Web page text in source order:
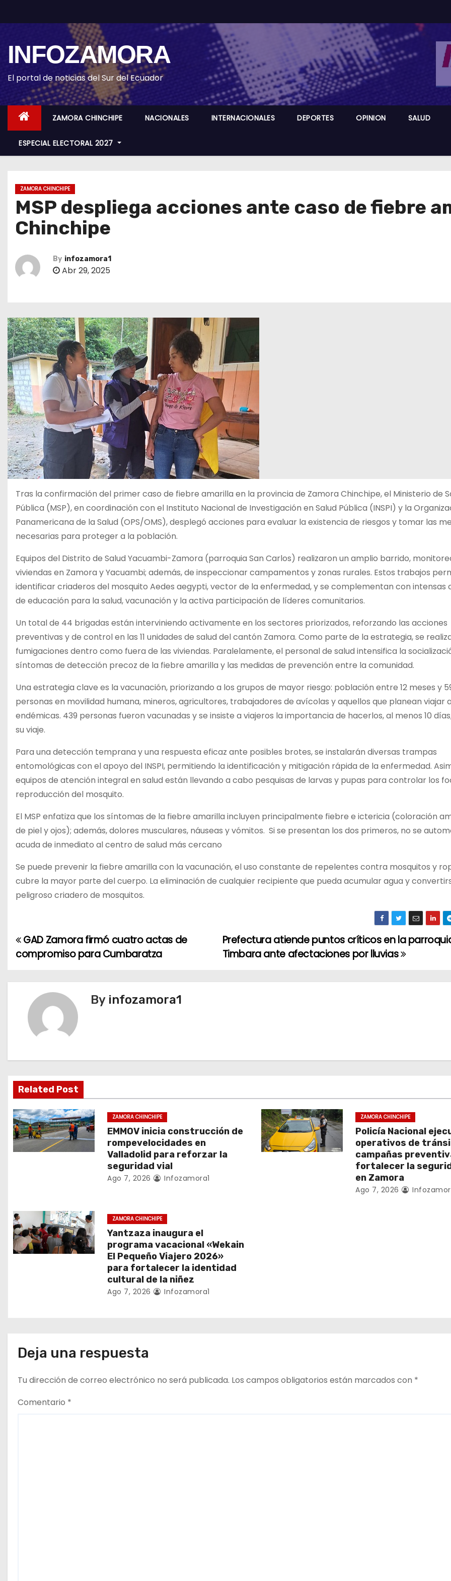
k
o
INFOZAMORA
El portal de noticias del Sur del Ecuador
ZAMORA CHINCHIPE NACIONALES INTERNACIONALES DEPORTES OPINION SALUD
ESPECIAL ELECTORAL 2027
ZAMORA CHINCHIPE
MSP despliega acciones ante caso de fiebre
Chinchipe
By infozamora1
Abr 29, 2025
Tras la confirmación del primer caso de fiebre amarilla en la provincia de Zamora Chinchipe, el Ministerio de
Pública (MSP), en coordinación con el Instituto Nacional de Investigación en Salud Pública (INSPI) y la
Panamericana de la Salud (OPS/OMS), desplegó acciones para evaluar la existencia de riesgos y tomar las
necesarias para proteger a la población.
Equipos del Distrito de Salud Yacuambi-Zamora (parroquia San Carlos) realizaron un amplio barrido,
viviendas en Zamora y Yacuambi; además, de inspeccionar campamentos y zonas rurales. Estos trabajos
identificar criaderos del mosquito Aedes aegypti, vector de la enfermedad, y se complementan con intensas
de educación para la salud, vacunación y la activa participación de líderes comunitarios.
Un total de 44 brigadas están interviniendo activamente en los sectores priorizados, reforzando las acciones
preventivas y de control en las 11 unidades de salud del cantón Zamora. Como parte de la estrategia, se
fumigaciones dentro como fuera de las viviendas. Paralelamente, el personal de salud intensifica la
síntomas de detección precoz de la fiebre amarilla y las medidas de prevención entre la comunidad.
Una estrategia clave es la vacunación, priorizando a los grupos de mayor riesgo: población entre 12 meses y
personas en movilidad humana, mineros, agricultores, trabajadores de avícolas y aquellos que planean viajar
endémicas. 439 personas fueron vacunadas y se insiste a viajeros la importancia de hacerlos, al menos 10
su viaje.
Para una detección temprana y una respuesta eficaz ante posibles brotes, se instalarán diversas trampas
entomológicas con el apoyo del INSPI, permitiendo la identificación y mitigación rápida de la enfermedad.
equipos de atención integral en salud están llevando a cabo pesquisas de larvas y pupas para controlar los
reproducción del mosquito.
El MSP enfatiza que los síntomas de la fiebre amarilla incluyen principalmente fiebre e ictericia (coloración
de piel y ojos); además, dolores musculares, náuseas y vómitos. Si se presentan los dos primeros, no se
acuda de inmediato al centro de salud más cercano
Se puede prevenir la fiebre amarilla con la vacunación, el uso constante de repelentes contra mosquitos y
cubre la mayor parte del cuerpo. La eliminación de cualquier recipiente que pueda acumular agua y
peligroso criadero de mosquitos.
N
v
i
ó
n
d
n
t
s
Prefectura atiende puntos críticos en la
Timbara ante afectaciones por lluvias
GAD Zamora firmó cuatro actas de
compromiso para Cumbaratza
By infozamora1
Related Post
ZAMORA CHINCHIPE
EMMOV inicia construcción de
rompevelocidades en
Valladolid para reforzar la
seguridad vial
Ago 7, 2026 Infozamora1
ZAMORA CHINCHIPE
Policía Nacional
operativos de
campañas
fortalecer la
en Zamora
Ago 7, 2026
ZAMORA CHINCHIPE
Yantzaza inaugura el
programa vacacional «Wekain
El Pequeño Viajero 2026»
para fortalecer la identidad
cultural de la niñez
Ago 7, 2026 Infozamora1
Deja una respuesta
Tu dirección de correo electrónico no será publicada. Los campos obligatorios están marcados con *
Comentario *